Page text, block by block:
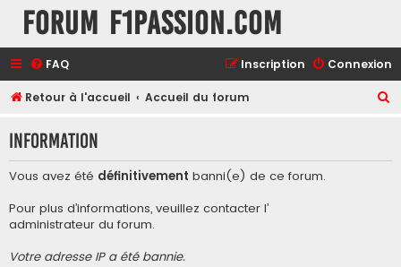
Forum F1Passion.com
FAQ Connexion
Inscription
Retour à l'accueil Accueil du forum
h
Information
Vous avez été définitivement banni(e) de ce forum.
Pour plus d’informations, veuillez contacter l’
administrateur du forum.
Votre adresse IP a été bannie.